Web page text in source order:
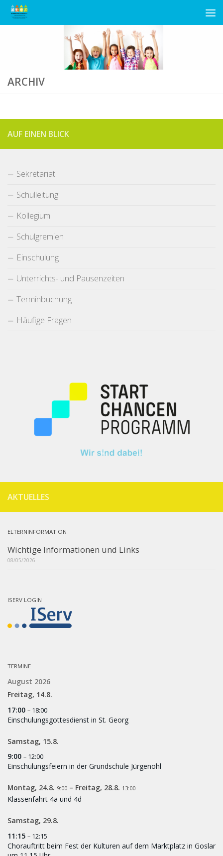
Unter dem Inhalt
ARCHIV
AUF EINEN BLICK
Sekretariat
Schulleitung
Kollegium
Schulgremien
Einschulung
Unterrichts- und Pausenzeiten
Terminbuchung
Häufige Fragen
AKTUELLES
ELTERNINFORMATION
Wichtige Informationen und Links
08/05/2026
ISERV LOGIN
TERMINE
August 2026
Freitag, 14.8.
17:00 – 18:00
Einschulungsgottesdienst in St. Georg
Samstag, 15.8.
9:00 – 12:00
Einschulungsfeiern in der Grundschule Jürgenohl
Montag, 24.8. 9:00 – Freitag, 28.8. 13:00
Klassenfahrt 4a und 4d
Samstag, 29.8.
11:15 – 12:15
Chorauftritt beim Fest der Kulturen auf dem Marktplatz in Goslar